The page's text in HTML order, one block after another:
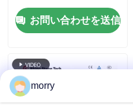
ール 太陽光クリーニン
グ マシン
お問い合わせを送信
morry